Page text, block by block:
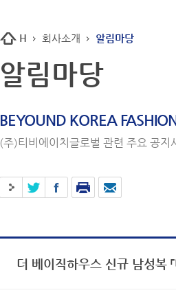
H 회사소개 알림마당
알림마당
BEYOUND KOREA
(주)티비에이치글로벌 관련 주요 공
더 베이직하우스 신규 남성복